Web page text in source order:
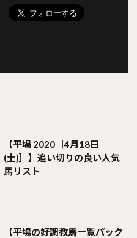
【平場 2020［4月18日
(土)］】追い切りの良い人気
馬リスト
【平場の好調教馬一覧パック